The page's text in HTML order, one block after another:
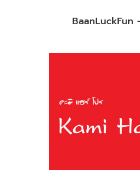
BaanLuckFun